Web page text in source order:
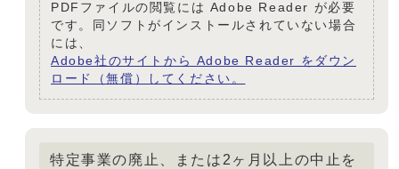
PDFファイルの閲覧には Adobe Reader が必要
です。同ソフトがインストールされていない場合
には、
Adobe社のサイトから Adobe Reader をダウン
ロード（無償）してください。
特定事業の廃止、または2ヶ月以上の中止を